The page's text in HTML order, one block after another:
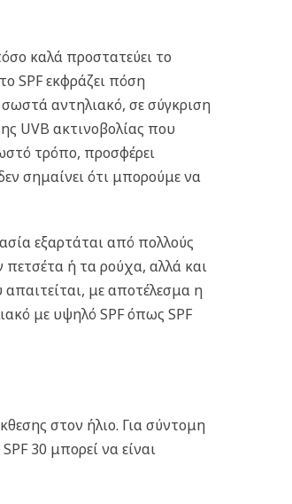
καλά προστατεύει το
SPF εκφράζει πόση
αντηλιακό, σε σύγκριση
UVB ακτινοβολίας που
τρόπο, προσφέρει
σημαίνει ότι μπορούμε να
εξαρτάται από πολλούς
ή τα ρούχα, αλλά και
με αποτέλεσμα η
με υψηλό SPF όπως SPF
στον ήλιο. Για σύντομη
30 μπορεί να είναι